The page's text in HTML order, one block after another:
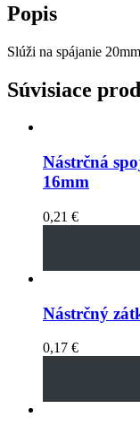
Popis
Slúži na spájanie
Súvisiace
Nástrčná
16mm
0,21 €
Nástrčný
0,17 €